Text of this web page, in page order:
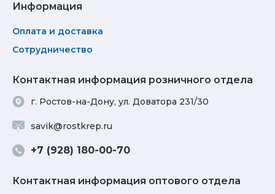
Информация
Оплата и доставка
Сотрудничество
Контактная информация розничного отдела
г. Ростов-на-Дону, ул. Доватора 231/30
savik@rostkrep.ru
+7 (928) 180-00-70
Контактная информация оптового отдела